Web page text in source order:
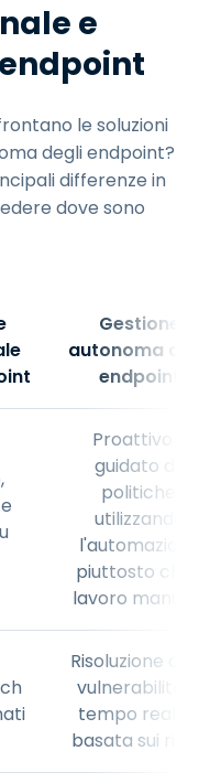
e
le soluzioni
degli endpoint?
differenze in
dove sono
Gestione
autonoma
endpoint
Proattivo e
guidato da
politiche,
utilizzando
l'automazione
piuttosto che
lavoro
Risoluzione
vulnerabilità
tempo reale
basata sui